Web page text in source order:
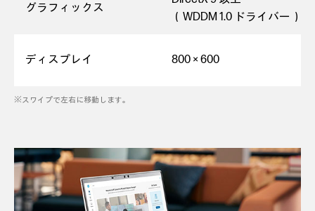
グラフィックス
（WDDM 1.0 ドライバー）
ディスプレイ 800 × 600
※スワイプで左右に移動します。